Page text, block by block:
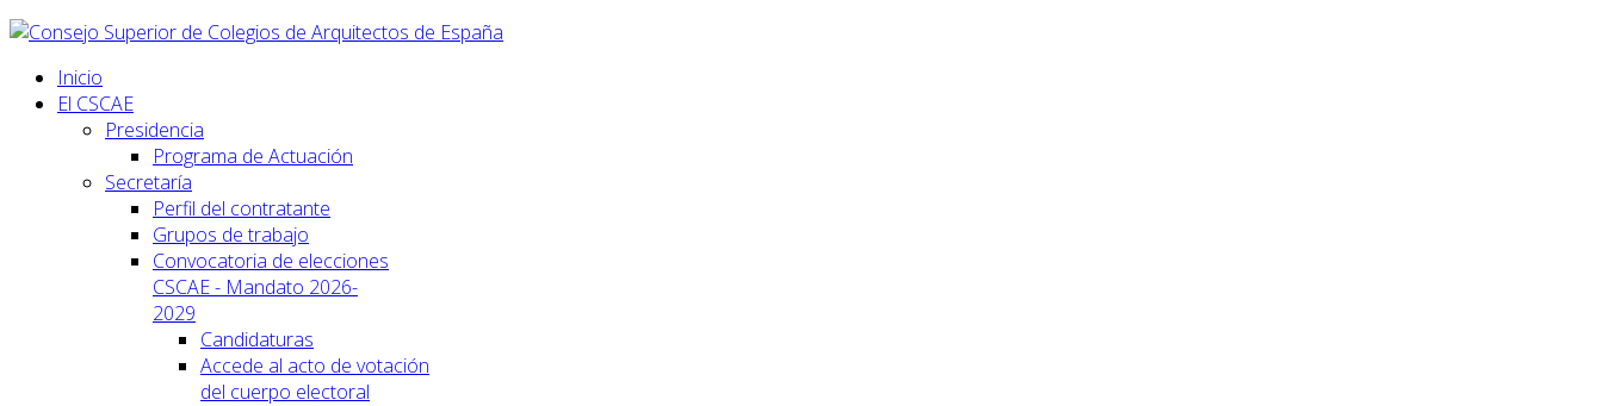
Inicio
El CSCAE
Presidencia
Programa de Actuación
Secretaría
Perfil del contratante
Grupos de trabajo
Convocatoria de elecciones
CSCAE - Mandato 2026-
2029
Candidaturas
Accede al acto de votación
del cuerpo electoral